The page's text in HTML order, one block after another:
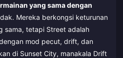
yang sama dengan
Mereka berkongsi keturunan
sama, tetapi Street adalah
mod pecut, drift, dan
di Sunset City, manakala Drift